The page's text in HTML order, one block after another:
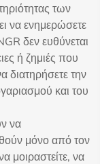
των
να ενημερώσετε
δεν ευθύνεται
ή ζημιές που
διατηρήσετε την
και του
να
μόνο από τον
μοιραστείτε, να